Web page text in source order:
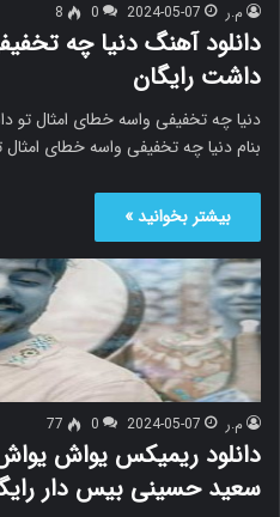
م.ر 2024-05-07
0
8
دانلود آهنگ دنیا چه
داشت رایگان
دنیا چه تخفیفی واسه خطای امثال تو
بنام دنیا چه تخفیفی واسه خطای امثال
بیشتر بخوانید »
م.ر 2024-05-07
0
77
دانلود ریمیکس یواش
سعید حسینی بیس دار